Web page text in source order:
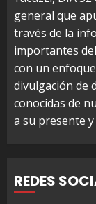
general que
través de la
importantes
con un
divulgación de
conocidas de
a su presente
REDES